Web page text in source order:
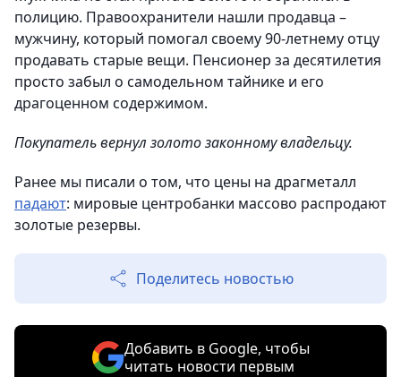
полицию. Правоохранители нашли продавца –
мужчину, который помогал своему 90-летнему отцу
продавать старые вещи. Пенсионер за десятилетия
просто забыл о самодельном тайнике и его
драгоценном содержимом.
Покупатель вернул золото законному владельцу.
Ранее мы писали о том, что цены на драгметалл
падают: мировые центробанки массово распродают
золотые резервы.
Поделитесь новостью
Добавить в Google, чтобы
читать новости первым